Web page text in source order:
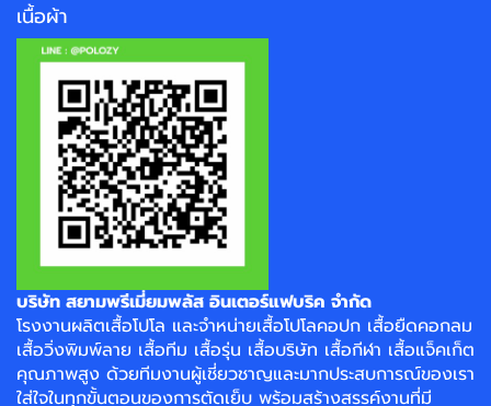
เนื้อผ้า
บริษัท สยามพรีเมี่ยมพลัส อินเตอร์แฟบริค จำกัด
โรงงานผลิตเสื้อโปโล และจำหน่ายเสื้อโปโลคอปก เสื้อยืดคอกลม
เสื้อวิ่งพิมพ์ลาย เสื้อทีม เสื้อรุ่น เสื้อบริษัท เสื้อกีฬา เสื้อแจ็คเก็ต
คุณภาพสูง ด้วยทีมงานผู้เชี่ยวชาญและมากประสบการณ์ของเรา
ใส่ใจในทุกขั้นตอนของการตัดเย็บ พร้อมสร้างสรรค์งานที่มี